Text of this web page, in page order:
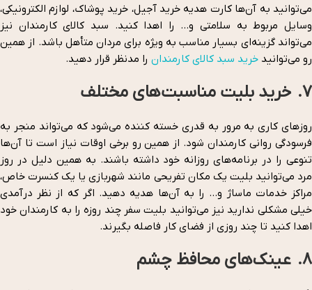
می‌توانید به آن‌ها کارت هدیه خرید آجیل، خرید پوشاک، لوازم الکترونیکی،
وسایل مربوط به سلامتی و… را اهدا کنید. سبد کالای کارمندان نیز
می‌تواند گزینه‌ای بسیار مناسب به ویژه برای مردان متأهل باشد. از همین
رو می‌توانید خرید سبد کالای کارمندان را مدنظر قرار دهید.
7. خرید بلیت مناسبت‌های مختلف
روزهای کاری به مرور به قدری خسته کننده می‌شود که می‌تواند منجر به
فرسودگی روانی کارمندان شود. از همین رو برخی اوقات نیاز است تا آن‌ها
تنوعی را در برنامه‌های روزانه خود داشته باشند. به همین دلیل در روز
مرد می‌توانید بلیت یک مکان تفریحی مانند شهربازی یا یک کنسرت خاص،
مراکز خدمات ماساژ و… را به آن‌ها هدیه دهید. اگر که از نظر درآمدی
خیلی مشکلی ندارید نیز می‌توانید بلیت سفر چند روزه را به کارمندان خود
اهدا کنید تا چند روزی از فضای کار فاصله بگیرند.
8. عینک‌های محافظ چشم